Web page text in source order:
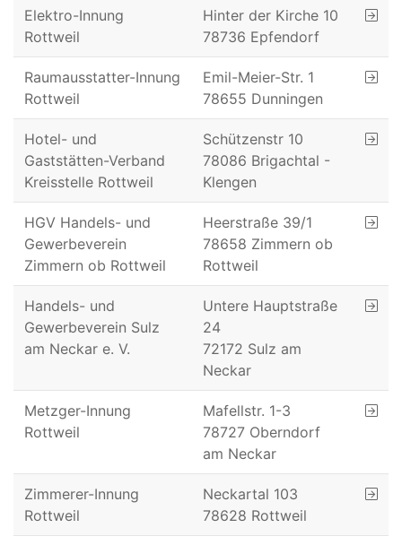
Elektro-Innung
Rottweil
Hinter der Kirche 10
78736 Epfendorf
Raumausstatter-Innung
Rottweil
Emil-Meier-Str. 1
78655 Dunningen
Hotel- und
Gaststätten-Verband
Kreisstelle Rottweil
Schützenstr 10
78086 Brigachtal -
Klengen
HGV Handels- und
Gewerbeverein
Zimmern ob Rottweil
Heerstraße 39/1
78658 Zimmern ob
Rottweil
Handels- und
Gewerbeverein Sulz
am Neckar e. V.
Untere Hauptstraße
24
72172 Sulz am
Neckar
Metzger-Innung
Rottweil
Mafellstr. 1-3
78727 Oberndorf
am Neckar
Zimmerer-Innung
Rottweil
Neckartal 103
78628 Rottweil